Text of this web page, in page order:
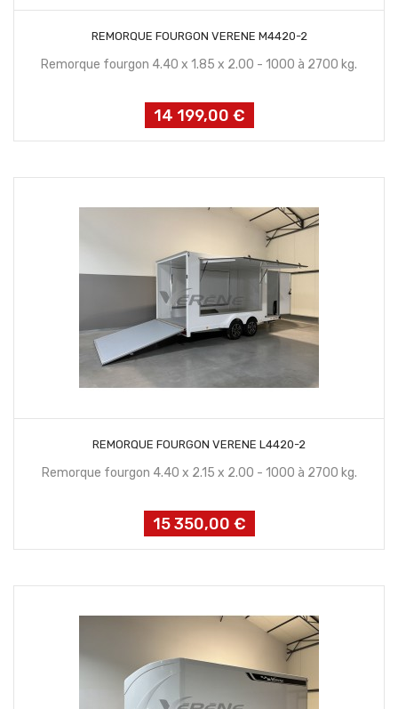
REMORQUE FOURGON VERENE M4420-2
Remorque fourgon 4.40 x 1.85 x 2.00 - 1000 à 2700 kg.
Prix
14 199,00 €
REMORQUE FOURGON VERENE L4420-2
Remorque fourgon 4.40 x 2.15 x 2.00 - 1000 à 2700 kg.
Prix
15 350,00 €